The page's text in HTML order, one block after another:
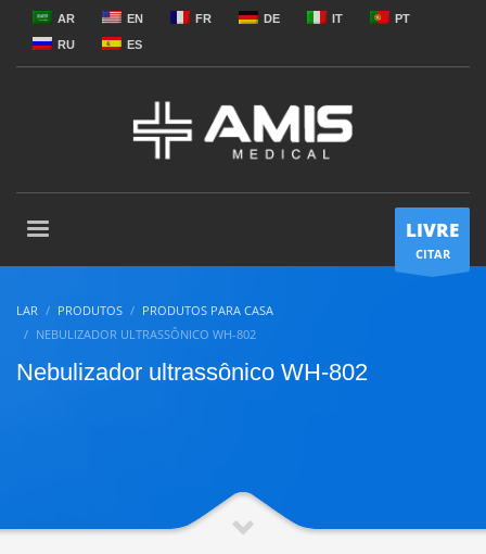
AR EN FR DE IT
PT
RU
ES
LIVRE
CITAR
LAR PRODUTOS
PRODUTOS PARA CASA
NEBULIZADOR ULTRASSÔNICO WH-802
Nebulizador ultrassônico WH-802